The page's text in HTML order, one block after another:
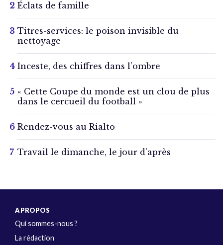
Éclats de famille
Titres-services: le poison invisible du
nettoyage
Inceste, des chiffres dans l’ombre
« Cette Coupe du monde est un clou de plus
dans le cercueil du football »
Rendez-vous au Rialto
Travail le dimanche, le jour d’après
A PROPOS
Qui sommes-nous ?
La rédaction